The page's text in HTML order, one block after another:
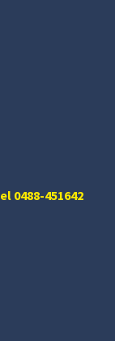
0488-451642